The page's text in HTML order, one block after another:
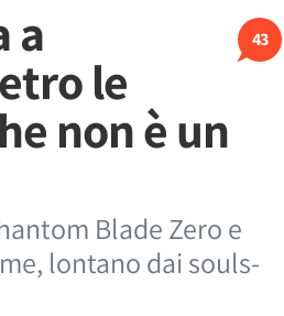
43
a
le
non è un
Blade Zero e
lontano dai souls-